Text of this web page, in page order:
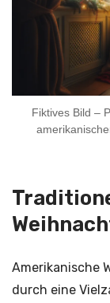
Fiktives Bild –
Amerikanische
durch eine